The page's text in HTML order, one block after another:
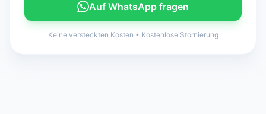
Auf WhatsApp fragen
Keine versteckten Kosten • Kostenlose Stornierung